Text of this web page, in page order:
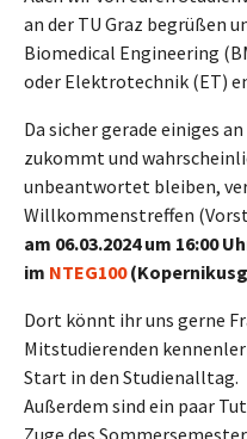
an der TU Graz begrüßen
Biomedical Engineering
oder Elektrotechnik (ET)
Da sicher gerade einiges
zukommt und
unbeantwortet bleiben,
Willkommenstreffen
am 06.03.2024 um 16:00
im NTEG100
Dort könnt ihr uns gerne
Mitstudierenden
Start in den Studienalltag.
Außerdem sind ein paar
Zuge des